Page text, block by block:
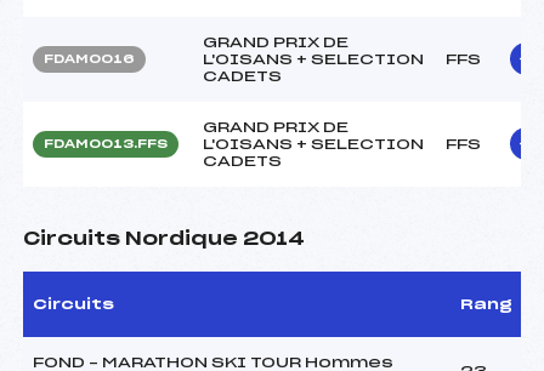
FDAM0016
GRAND PRIX DE
L'OISANS + SELECTION
CADETS
FFS
FDAM0013.FFS
GRAND PRIX DE
L'OISANS + SELECTION
CADETS
FFS
Circuits Nordique 2014
Circuits Rang
FOND – MARATHON SKI TOUR Hommes